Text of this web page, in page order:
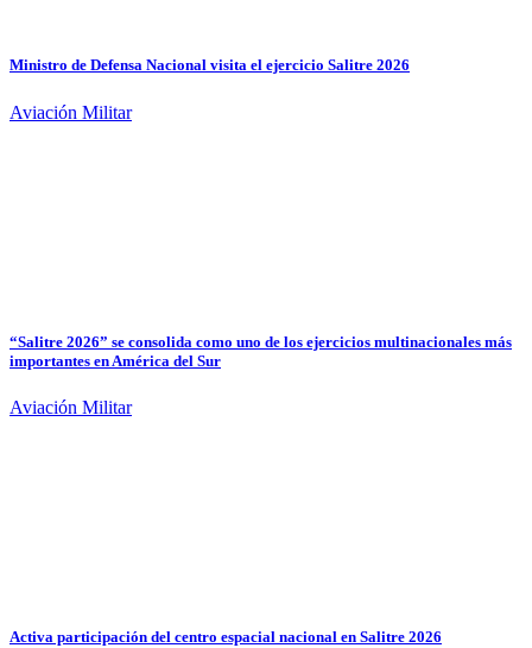
Ministro de Defensa Nacional visita el ejercicio Salitre 2026
Aviación Militar
“Salitre 2026” se consolida como uno de los ejercicios multinacionales más
importantes en América del Sur
Aviación Militar
Activa participación del centro espacial nacional en Salitre 2026